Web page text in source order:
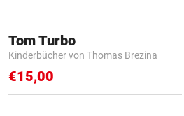
Tom Turbo
Kinderbücher von Thomas Brezina
€15,00